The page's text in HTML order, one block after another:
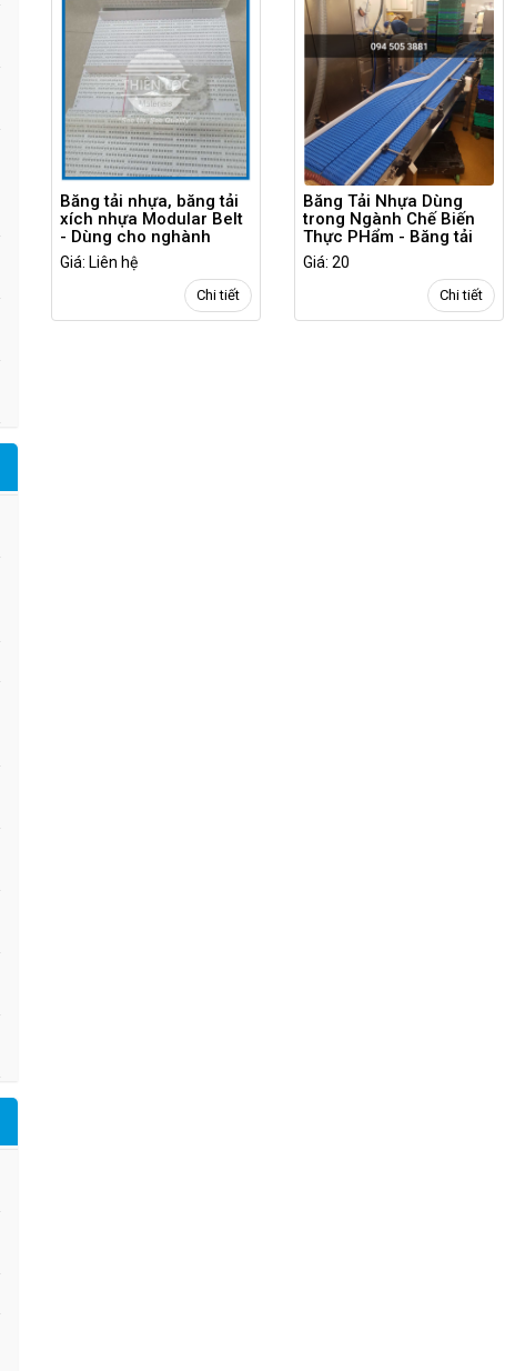
Băng tải nhựa, băng tải
xích nhựa Modular Belt
- Dùng cho nghành
nhựa thực phẩm
Giá: Liên hệ
Chi tiết
Băng Tải Nhựa Dùng
trong Ngành Chế Biến
Thực PHẩm - Băng tải
Băng Chuyền Thiên Lộc
Materials
Giá: 20
Chi tiết